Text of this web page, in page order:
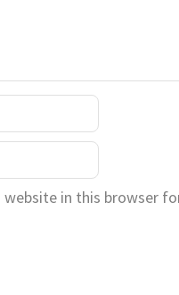
website in this browser